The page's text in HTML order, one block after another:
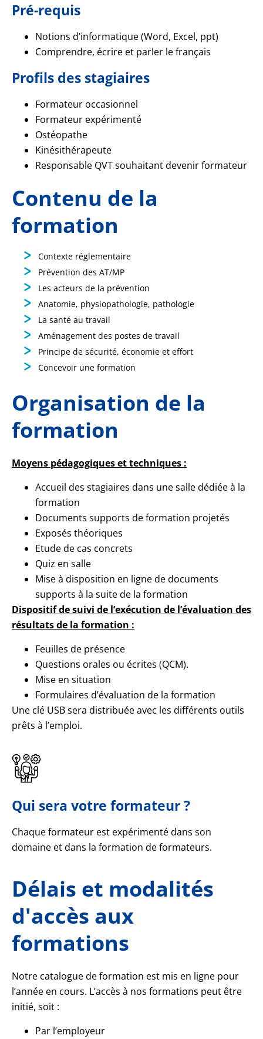
Pré-requis
Notions d’informatique (Word, Excel, ppt)
Comprendre, écrire et parler le français
Profils des stagiaires
Formateur occasionnel
Formateur expérimenté
Ostéopathe
Kinésithérapeute
Responsable QVT souhaitant devenir formateur
Contenu de la
formation
Contexte réglementaire
Prévention des AT/MP
Les acteurs de la prévention
Anatomie, physiopathologie, pathologie
La santé au travail
Aménagement des postes de travail
Principe de sécurité, économie et effort
Concevoir une formation
Organisation de la
formation
Moyens pédagogiques et techniques :
Accueil des stagiaires dans une salle dédiée à la
formation
Documents supports de formation projetés
Exposés théoriques
Etude de cas concrets
Quiz en salle
Mise à disposition en ligne de documents
supports à la suite de la formation
Dispositif de suivi de l’exécution de l’évaluation des
résultatsde la formation :
Feuilles de présence
Questions orales ou écrites (QCM).
Mise en situation
Formulaires d’évaluation de la formation
Une clé USB sera distribuée avec les différents outils
prêts à l’emploi.
Qui sera votre formateur ?
Chaque formateur est expérimenté dans son
domaine et dans la formation de formateurs.
Délais et modalités
d'accès aux
formations
Notre catalogue de formation est mis en ligne pour
l’année en cours. L’accès à nos formations peut être
initié, soit :
Par l’employeur